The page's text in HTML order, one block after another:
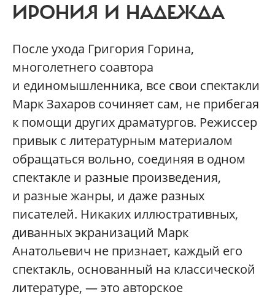
ИРОНИЯ И НАДЕЖДА
После ухода Григория Горина,
многолетнего соавтора
и единомышленника, все свои спектакли
Марк Захаров сочиняет сам, не прибегая
к помощи других драматургов. Режиссер
привык с литературным материалом
обращаться вольно, соединяя в одном
спектакле и разные произведения,
и разные жанры, и даже разных
писателей. Никаких иллюстративных,
диванных экранизаций Марк
Анатольевич не признает, каждый его
спектакль, основанный на классической
литературе, — это авторское